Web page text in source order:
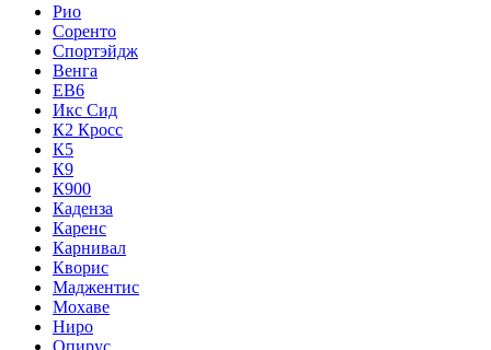
Рио
Соренто
Спортэйдж
Венга
ЕВ6
Икс Сид
К2 Кросс
К5
К9
К900
Каденза
Каренс
Карнивал
Кворис
Маджентис
Мохаве
Ниро
Опирус